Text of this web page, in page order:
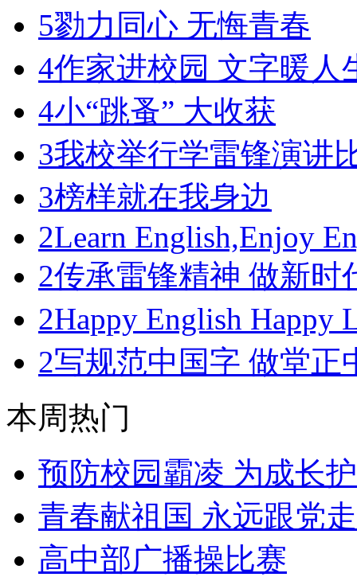
5勠力同心 无悔青春
4作家进校园 文字暖人
4小“跳蚤” 大收获
3我校举行学雷锋演讲
3榜样就在我身边
2Learn English,Enjoy
2传承雷锋精神 做新时
2Happy English Happy
2写规范中国字 做堂正
本周热门
预防校园霸凌 为成长
青春献祖国 永远跟党走
高中部广播操比赛